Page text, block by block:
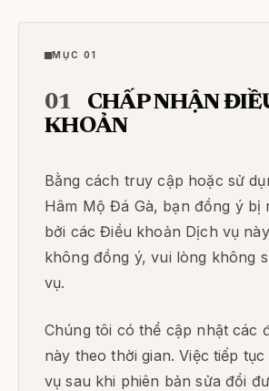
MỤC 01
01
CHẤP NHẬN
KHOẢN
Bằng cách truy cập hoặc sử
Hâm Mộ Đá Gà, bạn đồng ý bị
bởi các Điều khoản Dịch vụ
không đồng ý, vui lòng không
vụ.
Chúng tôi có thể cập nhật các
này theo thời gian. Việc tiếp
vụ sau khi phiên bản sửa đổi